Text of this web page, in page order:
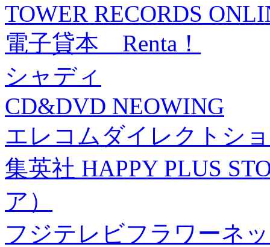
TOWER RECORDS
電子貸本 Renta！
シャディ
CD&DVD NEOWING
エレコムダイレクトシ
集英社 HAPPY PLUS
ア）
フジテレビフラワーネ